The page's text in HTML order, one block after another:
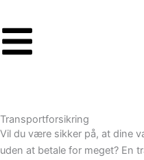
Transportforsikring
Vil du være sikker på, at dine
uden at betale for meget? En